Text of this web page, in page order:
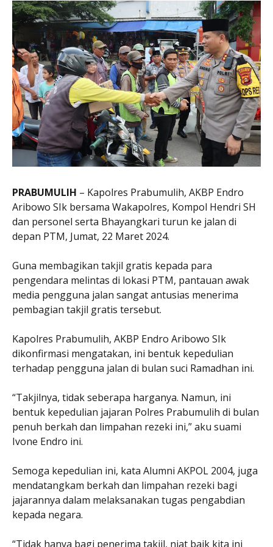
PRABUMULIH – Kapolres Prabumulih, AKBP Endro
Aribowo SIk bersama Wakapolres, Kompol Hendri SH
dan personel serta Bhayangkari turun ke jalan di
depan PTM, Jumat, 22 Maret 2024.
Guna membagikan takjil gratis kepada para
pengendara melintas di lokasi PTM, pantauan awak
media pengguna jalan sangat antusias menerima
pembagian takjil gratis tersebut.
Kapolres Prabumulih, AKBP Endro Aribowo SIk
dikonfirmasi mengatakan, ini bentuk kepedulian
terhadap pengguna jalan di bulan suci Ramadhan ini.
“Takjilnya, tidak seberapa harganya. Namun, ini
bentuk kepedulian jajaran Polres Prabumulih di bulan
penuh berkah dan limpahan rezeki ini,” aku suami
Ivone Endro ini.
Semoga kepedulian ini, kata Alumni AKPOL 2004, juga
mendatangkam berkah dan limpahan rezeki bagi
jajarannya dalam melaksanakan tugas pengabdian
kepada negara.
“Tidak hanya bagi penerima takjil, niat baik kita ini